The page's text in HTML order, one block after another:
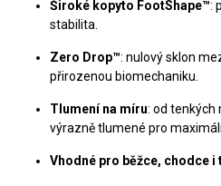
Široké kopyto FootShape™:
stabilita.
Zero Drop™: nulový sklon
přirozenou biomechaniku.
Tlumení na míru: od tenkých
výrazně tlumené pro
Vhodné pro běžce, chodce i